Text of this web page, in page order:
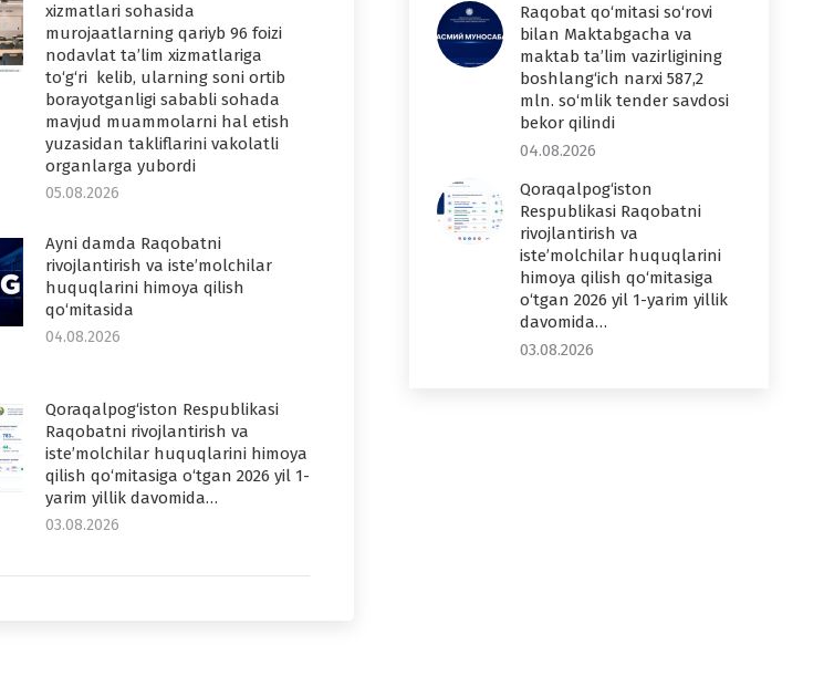
xizmatlari sohasida
murojaatlarning qariyb 96 foizi
nodavlat ta’lim xizmatlariga
to‘g‘ri kelib, ularning soni ortib
borayotganligi sababli sohada
mavjud muammolarni hal etish
yuzasidan takliflarini vakolatli
organlarga yubordi
05.08.2026
Ayni damda Raqobatni
rivojlantirish va iste’molchilar
huquqlarini himoya qilish
qo‘mitasida
04.08.2026
Qoraqalpog‘iston Respublikasi
Raqobatni rivojlantirish va
iste’molchilar huquqlarini himoya
qilish qo‘mitasiga o‘tgan 2026 yil 1-
yarim yillik davomida…
03.08.2026
Raqobat qo‘mitasi so‘rovi
bilan Maktabgacha va
maktab ta’lim vazirligining
boshlang‘ich narxi 587,2
mln. so‘mlik tender savdosi
bekor qilindi
04.08.2026
Qoraqalpog‘iston
Respublikasi Raqobatni
rivojlantirish va
iste’molchilar huquqlarini
himoya qilish qo‘mitasiga
o‘tgan 2026 yil 1-yarim yillik
davomida…
03.08.2026